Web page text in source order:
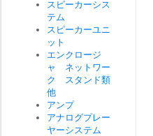
スピーカーシス
テム
スピーカーユニ
ット
エンクロージ
ャ ネットワー
ク スタンド類
他
アンプ
アナログプレー
ヤーシステム